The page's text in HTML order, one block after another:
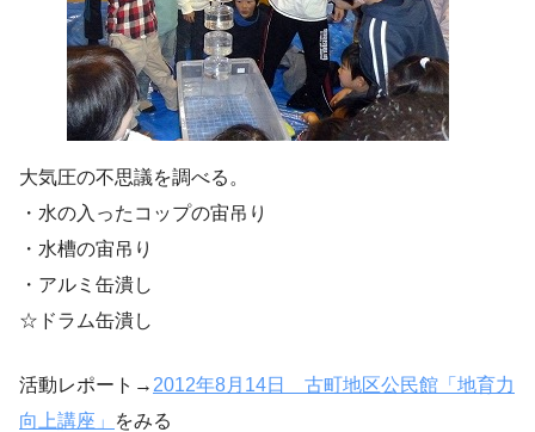
大気圧の不思議を調べる。
・水の入ったコップの宙吊り
・水槽の宙吊り
・アルミ缶潰し
☆ドラム缶潰し
活動レポート→ 2012年8月14日 古町地区公民館「地育力
向上講座」
をみる